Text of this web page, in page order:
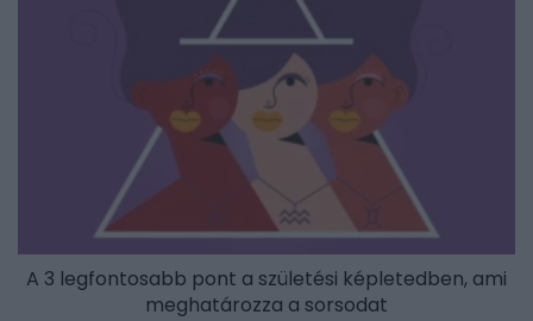
A 3 legfontosabb pont a születési képletedben, ami
meghatározza a sorsodat